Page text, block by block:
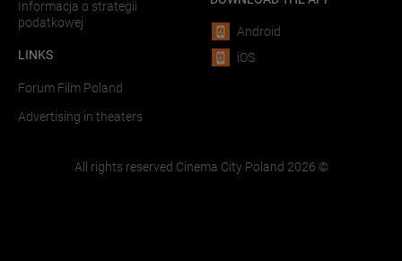
Informacja o strategii
podatkowej
LINKS
Forum Film Poland
Advertising in theaters
Android
iOS
All rights reserved Cinema City Poland 2026 ©